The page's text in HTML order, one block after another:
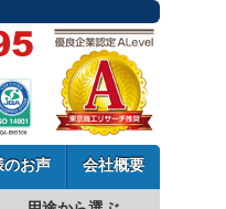
のお声 会社概要